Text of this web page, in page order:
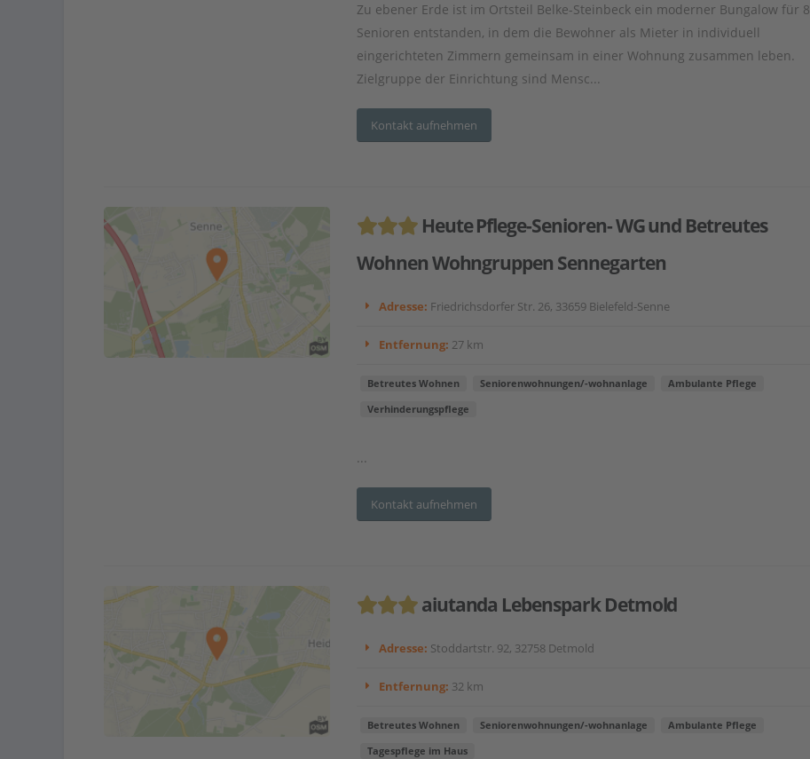
Zu ebener Erde ist im Ortsteil Belke-Steinbeck ein moderner Bungalow für 8
Senioren entstanden, in dem die Bewohner als Mieter in individuell
eingerichteten Zimmern gemeinsam in einer Wohnung zusammen leben.
Zielgruppe der Einrichtung sind Mensc...
Kontakt aufnehmen
Heute Pflege-Senioren- WG und Betreutes
Wohnen Wohngruppen Sennegarten
Adresse: Friedrichsdorfer Str. 26, 33659 Bielefeld-Senne
Entfernung: 27 km
Betreutes Wohnen Seniorenwohnungen/-wohnanlage Ambulante Pflege
Verhinderungspflege
...
Kontakt aufnehmen
aiutanda Lebenspark Detmold
Adresse: Stoddartstr. 92, 32758 Detmold
Entfernung: 32 km
Betreutes Wohnen Seniorenwohnungen/-wohnanlage Ambulante Pflege
Tagespflege im Haus